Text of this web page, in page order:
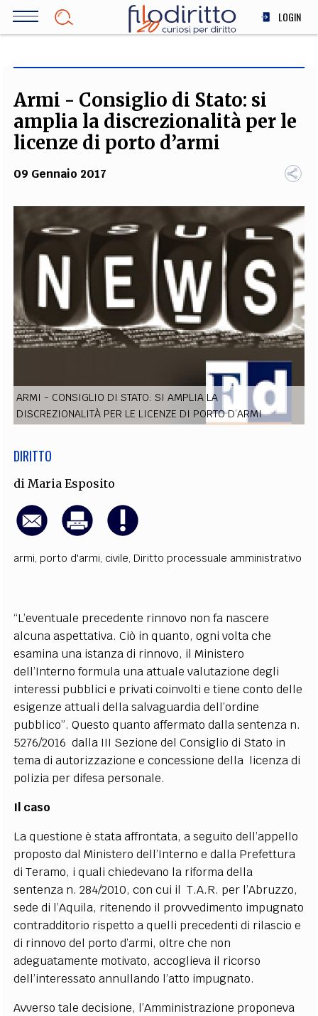
Salta
LOGIN
SOCIETÀ
MEDICINA
SCIENZA
TEAM
FILODIRITTO REDAZIONE COMITATO SCIENTIFICO AUTORI
CURATORI
FOTOGRAFI
PARTNER COLLABORA CON NOI
EXTRA
PUBBLICITÀ CONTATTI
SOCIAL MEDIA
Armi - Consiglio di Stato: si
amplia la discrezionalità per le
licenze di porto d’armi
09 Gennaio 2017
ARMI - CONSIGLIO DI STATO: SI AMPLIA LA
DISCREZIONALITÀ PER LE LICENZE DI PORTO D’ARMI
DIRITTO
di Maria Esposito
armi, porto d'armi, civile, Diritto processuale amministrativo
“L’eventuale precedente rinnovo non fa nascere
alcuna aspettativa. Ciò in quanto, ogni volta che
esamina una istanza di rinnovo, il Ministero
dell’Interno formula una attuale valutazione degli
interessi pubblici e privati coinvolti e tiene conto delle
esigenze attuali della salvaguardia dell’ordine
pubblico”. Questo quanto affermato dalla sentenza n.
5276/2016 dalla III Sezione del Consiglio di Stato in
tema di autorizzazione e concessione della licenza di
polizia per difesa personale.
Il caso
La questione è stata affrontata, a seguito dell’appello
proposto dal Ministero dell’Interno e dalla Prefettura
di Teramo, i quali chiedevano la riforma della
sentenza n. 284/2010, con cui il T.A.R. per l’Abruzzo,
sede di l’Aquila, ritenendo il provvedimento impugnato
contradditorio rispetto a quelli precedenti di rilascio e
di rinnovo del porto d’armi, oltre che non
adeguatamente motivato, accoglieva il ricorso
dell’interessato annullando l’atto impugnato.
Avverso tale decisione, l’Amministrazione proponeva